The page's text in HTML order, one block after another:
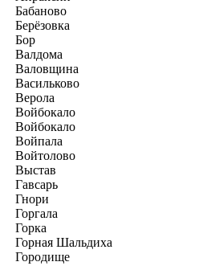
Бабаново
Берёзовка
Бор
Валдома
Валовщина
Васильково
Верола
Войбокало
Войбокало
Войпала
Войтолово
Выстав
Гавсарь
Гнори
Горгала
Горка
Горная Шальдиха
Городище